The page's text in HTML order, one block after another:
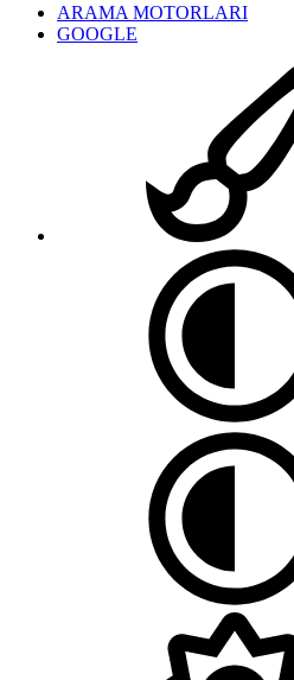
ARAMA MOTORLARI
GOOGLE